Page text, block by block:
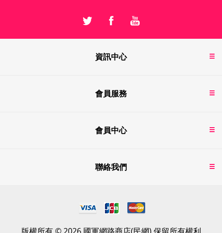
資訊中心
會員服務
會員中心
聯絡我們